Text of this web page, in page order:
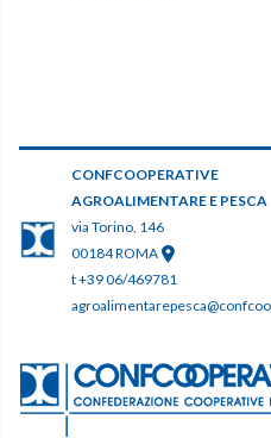
CONFCOOPERATIVE
AGROALIMENTARE E PESCA
via Torino, 146
00184 ROMA
t +39 06/469781